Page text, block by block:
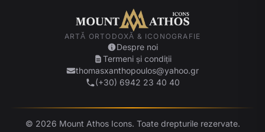
ARTĂ ORTODOXĂ & ICONOGRAFIE
Despre noi
Termeni și condiții
thomasxanthopoulos@yahoo.gr
(+30) 6942 23 40 40
© 2026 Mount Athos Icons. Toate drepturile rezervate.